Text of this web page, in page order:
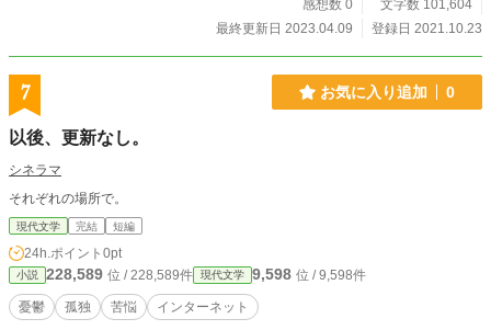
感想数 0
文字数 101,604
最終更新日 2023.04.09
登録日 2021.10.23
7 お気に入り追加 0
以後、更新なし。
シネラマ
それぞれの場所で。
現代文学 完結 短編
24h.ポイント 0pt
小説 228,589 位 / 228,589件 現代文学 9,598 位 / 9,598件
憂鬱 孤独 苦悩 インターネット